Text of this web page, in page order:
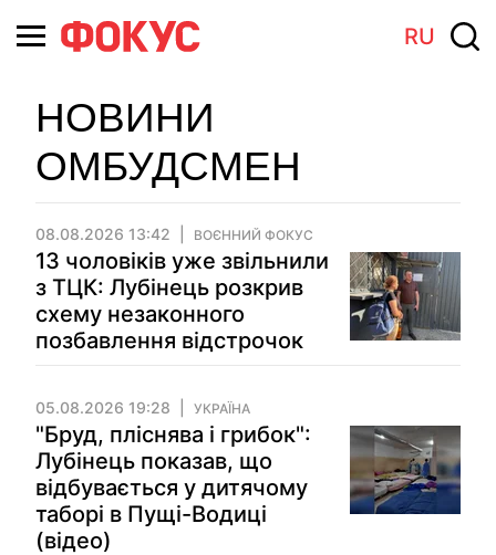
RU
НОВИНИ
ОМБУДСМЕН
08.08.2026 13:42 ВОЄННИЙ ФОКУС
13 чоловіків уже звільнили
з ТЦК: Лубінець розкрив
схему незаконного
позбавлення відстрочок
05.08.2026 19:28 УКРАЇНА
"Бруд, пліснява і грибок":
Лубінець показав, що
відбувається у дитячому
таборі в Пущі-Водиці
(відео)